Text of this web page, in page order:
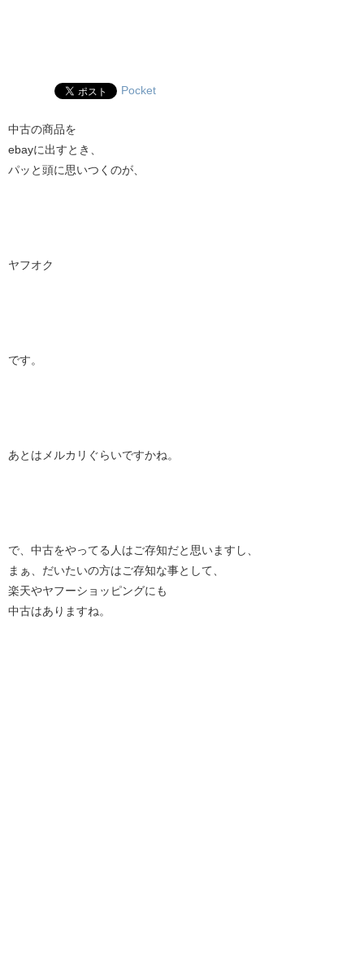
Pocket
中古の商品を
ebayに出すとき、
パッと頭に思いつくのが、
ヤフオク
です。
あとはメルカリぐらいですかね。
で、中古をやってる人はご存知だと思いますし、
まぁ、だいたいの方はご存知な事として、
楽天やヤフーショッピングにも
中古はありますね。